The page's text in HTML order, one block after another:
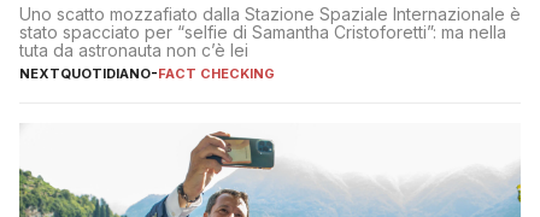
Uno scatto mozzafiato dalla Stazione Spaziale Internazionale è
stato spacciato per “selfie di Samantha Cristoforetti”: ma nella
tuta da astronauta non c’è lei
NEXTQUOTIDIANO-FACT CHECKING